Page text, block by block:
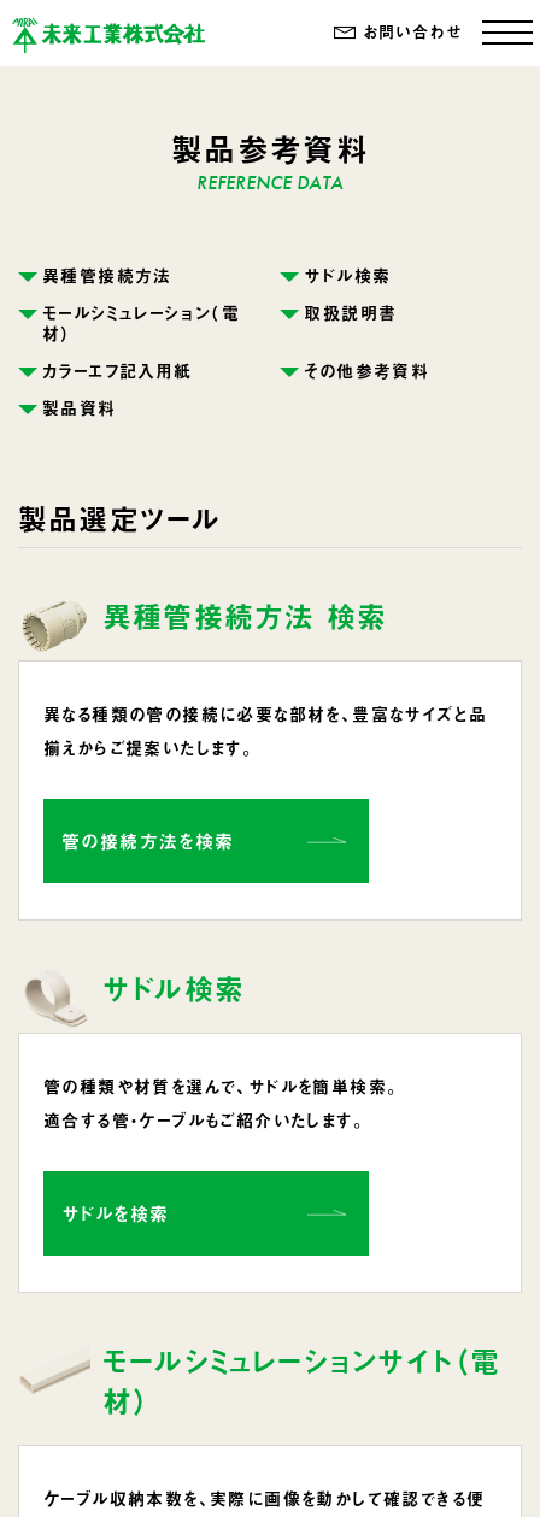
お問い合わせ
製品参考資料
異種管接続方法
サドル検索
モールシミュレーション（電
材）
取扱説明書
カラーエフ記入用紙
その他参考資料
製品資料
製品選定ツール
異種管接続方法 検索
異なる種類の管の接続に必要な部材を、豊富なサイズと品
揃えからご提案いたします。
管の接続方法を検索
サドル検索
管の種類や材質を選んで、サドルを簡単検索。
適合する管・ケーブルもご紹介いたします。
サドルを検索
モールシミュレーションサイト（電
材）
ケーブル収納本数を、実際に画像を動かして確認できる便